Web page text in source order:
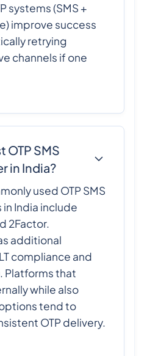
systems (SMS +
improve success
retrying
channels if one
OTP SMS
in India?
used OTP SMS
India include
2Factor.
additional
compliance and
Platforms that
while also
tend to
OTP delivery.